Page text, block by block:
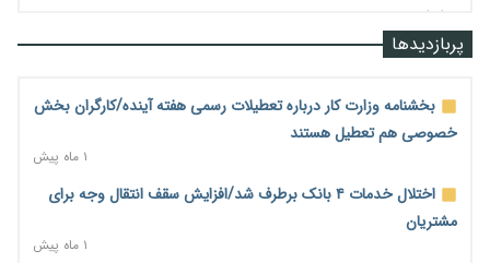
جدید
کاغذی چیست؟
هاشمی: توسعه ارتباطات کشور حتی در شرایط جنگی متوقف نشد
۹ ساعت پیش
وزیر ارتباطات: حجم‌خوری اینترنت خط قرمز است؛ برخورد جدی با
پربازدیدها
بخشنامه وزارت کار درباره تعطیلات رسمی هفته آینده/کارگران بخش
خصوصی هم تعطیل هستند
۱ ماه پیش
اختلال خدمات ۴ بانک برطرف شد/افزایش سقف انتقال وجه برای
مشتریان
۱ ماه پیش